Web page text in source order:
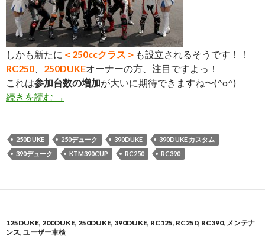
しかも新たに ＜250ccクラス＞ も設立されるそうです！！
RC250
250DUKEオーナーの方、注目ですよっ！
これは参加台数の増加が大いに期待できますね〜(^o^)
続きを読む 今年も＜KTM390CUP＞開催決定！ 同時に250
→
250DUKE 250デューク 390DUKE
390DUKE カスタム
390デューク
KTM390CUP RC250 RC390
125DUKE, 200DUKE, 250DUKE, 390DUKE, RC125, RC250, RC390, メンテナ
ンス, ユーザー車検